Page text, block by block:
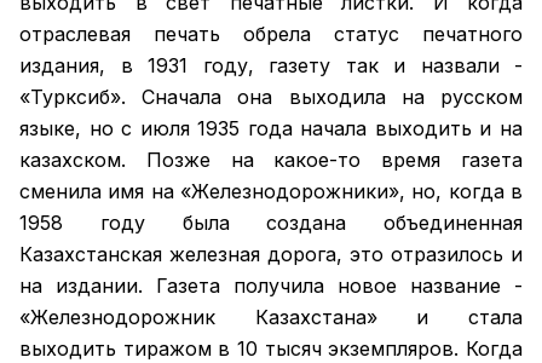
отраслевая печать обрела статус печатного
издания, в 1931 году, газету так и назвали -
«Турксиб». Сначала она выходила на русском
языке, но с июля 1935 года начала выходить и на
казахском. Позже на какое-то время газета
сменила имя на «Железнодорожники», но, когда в
1958 году была создана объединенная
Казахстанская железная дорога, это отразилось и
на издании. Газета получила новое название -
«Железнодорожник Казахстана» и стала
выходить тиражом в 10 тысяч экземпляров. Когда